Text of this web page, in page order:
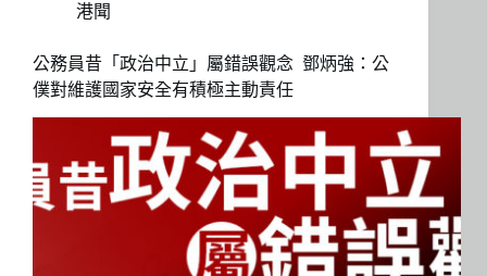
港聞
公務員昔「政治中立」屬錯誤觀念 鄧炳強：公
僕對維護國家安全有積極主動責任